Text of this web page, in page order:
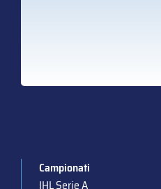
Campionati
IHL Serie A